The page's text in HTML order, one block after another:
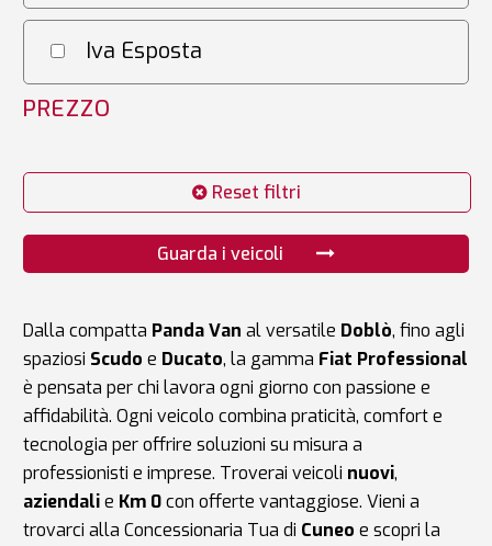
Iva Esposta
PREZZO
Reset filtri
Guarda i veicoli
Dalla compatta Panda Van al versatile Doblò, fino agli
spaziosi Scudo e Ducato, la gamma Fiat Professional
è pensata per chi lavora ogni giorno con passione e
affidabilità. Ogni veicolo combina praticità, comfort e
tecnologia per offrire soluzioni su misura a
professionisti e imprese. Troverai veicoli nuovi,
aziendalie Km 0con offerte vantaggiose. Vieni a
trovarci alla Concessionaria Tua di Cuneo e scopri la